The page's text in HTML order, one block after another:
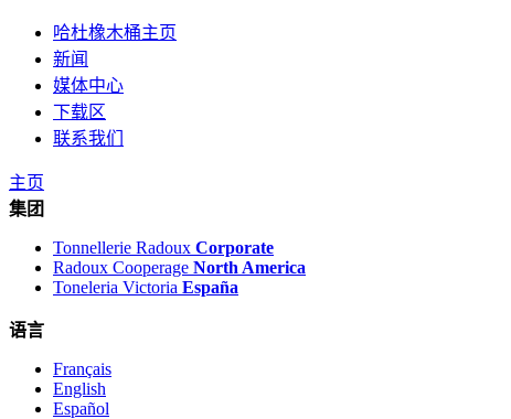
哈杜橡木桶主页
新闻
媒体中心
下载区
联系我们
主页
集团
Tonnellerie Radoux Corporate
Radoux Cooperage North America
Toneleria Victoria España
语言
Français
English
Español